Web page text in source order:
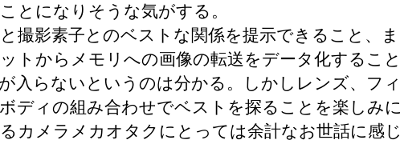
とになりそうな気がする。
撮影素子とのベストな関係を提示できること、ま
トからメモリへの画像の転送をデータ化すること
入らないというのは分かる。しかしレンズ、フィ
ディの組み合わせでベストを探ることを楽しみに
カメラメカオタクにとっては余計なお世話に感じ